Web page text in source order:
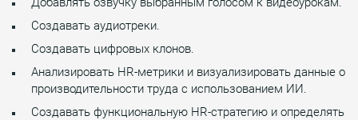
Создавать аудиотреки.
Создавать цифровых клонов.
Анализировать HR-метрики и визуализировать данные о
производительности труда с использованием ИИ.
Создавать функциональную HR-стратегию и определять